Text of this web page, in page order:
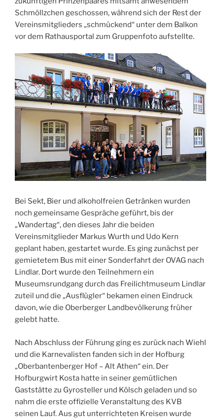
Schmöllzchen geschossen, während sich der Rest der
Vereinsmitglieders „schmückend“ unter dem Balkon
vor dem Rathausportal zum Gruppenfoto aufstellte.
Bei Sekt, Bier und alkoholfreien Getränken wurden
noch gemeinsame Gespräche geführt, bis der
„Wandertag“, den dieses Jahr die beiden
Vereinsmitglieder Markus Wurth und Udo Kern
geplant haben, gestartet wurde. Es ging zunächst per
gemietetem Bus mit einer Sonderfahrt der OVAG nach
Lindlar. Dort wurde den Teilnehmern ein
Museumsrundgang durch das Freilichtmuseum Lindlar
zuteil und die „Ausflügler“ bekamen einen Eindruck
davon, wie die Oberberger Landbevölkerung früher
gelebt hatte.
Nach Abschluss der Führung ging es zurück nach Wiehl
und die Karnevalisten fanden sich in der Hofburg
„Oberbantenberger Hof – Alt Athen“ ein. Der
Hofburgwirt Kosta hatte in seiner gemütlichen
Gaststätte zu Gyrosteller und Kölsch geladen und so
nahm die erste offizielle Veranstaltung des KVB
seinen Lauf. Aus gut unterrichteten Kreisen wurde